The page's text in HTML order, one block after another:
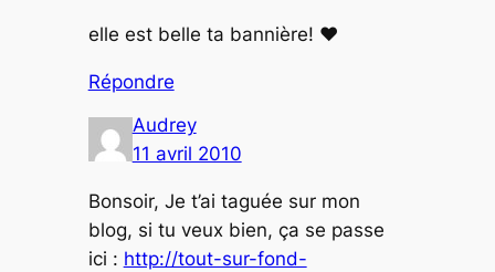
elle est belle ta bannière! ♥
Répondre
Audrey
11 avril 2010
Bonsoir, Je t’ai taguée sur mon
blog, si tu veux bien, ça se passe
ici : http://tout-sur-fond-